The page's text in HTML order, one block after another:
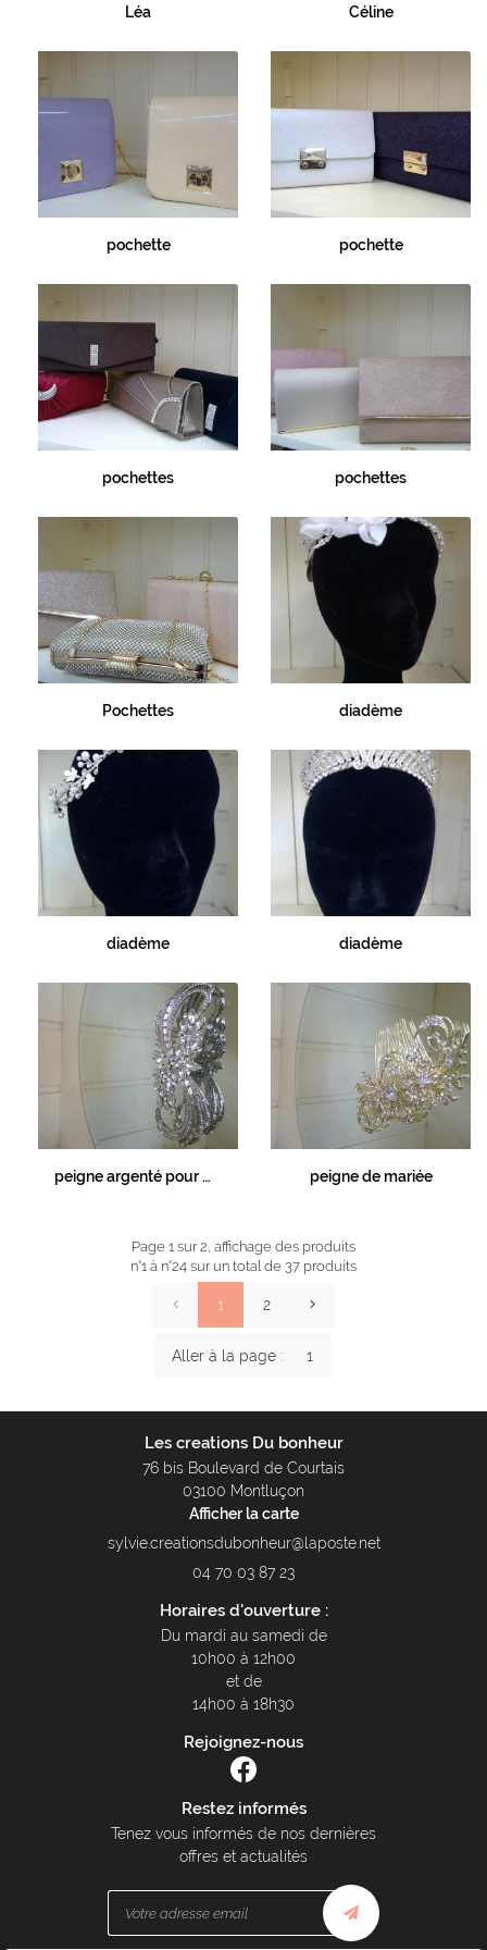
Contact
Léa Céline
pochette pochette
pochettes pochettes
Pochettes diadème
diadème diadème
peigne argenté pour mariée peigne de mariée
Page 1 sur 2, affichage des produits
n°1 à n°24 sur un total de 37 produits
1 2
Aller à la page :
Les creations Du bonheur
76 bis Boulevard de Courtais
03100 Montluçon
Afficher la carte
04 70 03 87 23
Horaires d'ouverture :
Du mardi au samedi de
10h00 à 12h00
et de
14h00 à 18h30
Rejoignez-nous
Restez informés
Tenez vous informés de nos dernières
offres et actualités